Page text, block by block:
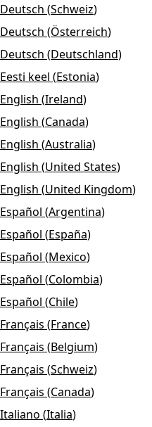
Deutsch (Schweiz)
Deutsch (Österreich)
Deutsch (Deutschland)
Eesti keel (Estonia)
English (Ireland)
English (Canada)
English (Australia)
English (United States)
English (United Kingdom)
Español (Argentina)
Español (España)
Español (Mexico)
Español (Colombia)
Español (Chile)
Français (France)
Français (Belgium)
Français (Schweiz)
Français (Canada)
Italiano (Italia)